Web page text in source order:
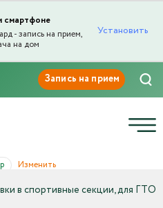
смартфоне
- запись на прием,
на дом
Установить
Изменить
в спортивные секции, для ГТО